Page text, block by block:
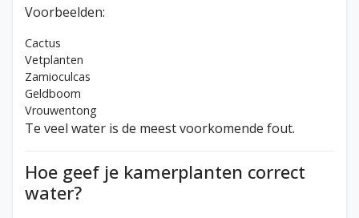
Voorbeelden:
Cactus
Vetplanten
Zamioculcas
Geldboom
Vrouwentong
Te veel water is de meest voorkomende fout.
Hoe geef je kamerplanten correct
water?